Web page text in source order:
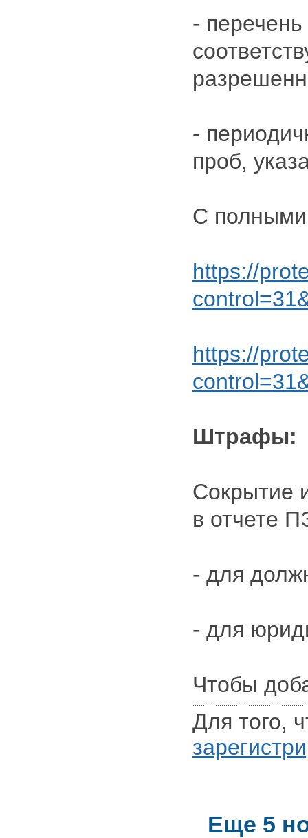
-
-
проб,
С полными
https://
https://
Штрафы:
Сокрытие
в отчете
- для
- для
Чтобы
Для того,
Еще 5